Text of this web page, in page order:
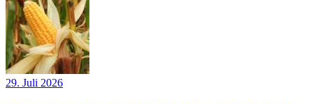
29. Juli 2026